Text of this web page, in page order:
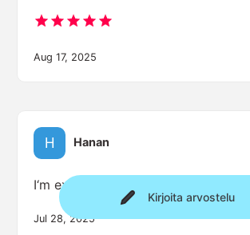
Kirjoita arvostelu
Aug 17, 2025
Hanan
I‘m excited
Jul 28, 2025